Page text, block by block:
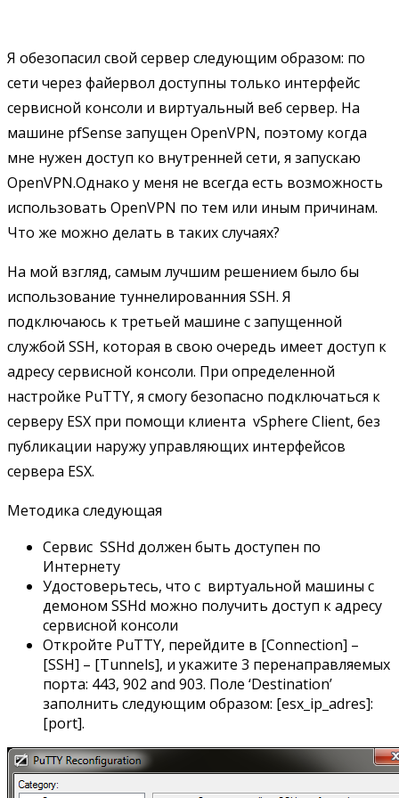
Я обезопасил свой сервер следующим образом: по
сети через файервол доступны только интерфейс
сервисной консоли и виртуальный веб сервер. На
машине pfSense запущен OpenVPN, поэтому когда
мне нужен доступ ко внутренней сети, я запускаю
OpenVPN.Однако у меня не всегда есть возможность
использовать OpenVPN по тем или иным причинам.
Что же можно делать в таких случаях?
На мой взгляд, самым лучшим решением было бы
использование туннелированния SSH. Я
подключаюсь к третьей машине с запущенной
службой SSH, которая в свою очередь имеет доступ к
адресу сервисной консоли. При определенной
настройке PuTTY, я смогу безопасно подключаться к
серверу ESX при помощи клиента vSphere Client, без
публикации наружу управляющих интерфейсов
сервера ESX.
Методика следующая
Сервис SSHd должен быть доступен по
Интернету
Удостоверьтесь, что с виртуальной машины с
демоном SSHd можно получить доступ к адресу
сервисной консоли
Откройте PuTTY, перейдите в [Connection] –
[SSH] – [Tunnels], и укажите 3 перенаправляемых
порта: 443, 902 and 903. Поле ‘Destination’
заполнить следующим образом: [esx_ip_adres]:
[port].